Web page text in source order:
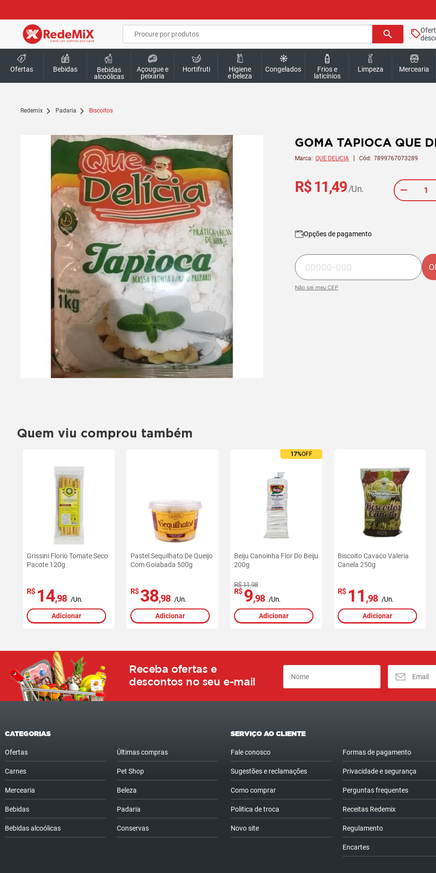
search
Ofertas Bebidas
Bebidas
alcoólicas
Açougue e
peixaria
Hortifruti
Higiene
e beleza
Congelados
Frios e
laticínios
Limpeza Mercearia
redemix Padaria Biscoitos
GOMA TAPIOCA QUE
Marca: QUE DELICIA Cód: 7899767073289
R$ 11,49 /Un.
Opções de pagamento
Não sei meu CEP
Quem viu comprou também
Grissini Florio Tomate Seco
Pacote 120g
R$ 14,98 /Un.
Adicionar
Pastel Sequilhato De Queijo
Com Goiabada 500g
R$ 38,98 /Un.
Adicionar
17%OFF
Beiju Canoinha Flor Do Beiju
200g
R$ 11,98
R$ 9,98 /Un.
Adicionar
Biscoito Cavaco Valeria
Canela 250g
R$ 11 ,98 /Un.
Adicionar
Receba ofertas e
descontos no seu e-mail
CATEGORIAS
Ofertas
Carnes
Mercearia
Bebidas
Bebidas alcoólicas
Últimas compras
Pet Shop
Beleza
Padaria
Conservas
SERVIÇO AO CLIENTE
Fale conosco
Sugestões e reclamações
Como comprar
Politica de troca
Novo site
Formas de pagamento
Privacidade e segurança
Perguntas frequentes
Receitas Redemix
Regulamento
Encartes